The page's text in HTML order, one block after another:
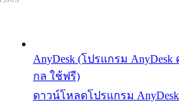
AnyDesk (โปรแกรม
กล ใช้ฟรี)
ดาวน์โหลดโปรแกรม